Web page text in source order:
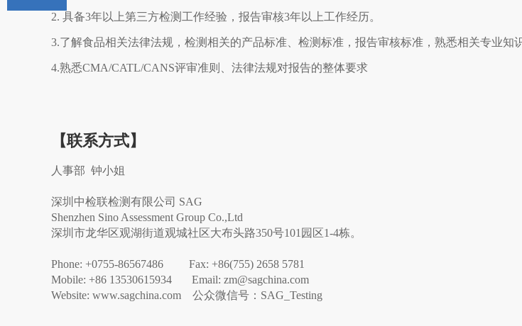
2. 具备3年以上第三方检测工作经验，报告审核3年以上工作经历。
3.了解食品相关法律法规，检测相关的产品标准、检测标准，报告审核标准，熟悉相关专业知
4.熟悉CMA/CATL/CANS评审准则、法律法规对报告的整体要求
【联系方式】
人事部 钟小姐
深圳中检联检测有限公司 SAG
Shenzhen Sino Assessment Group Co.,Ltd
深圳市龙华区观湖街道观城社区大布头路350号101园区1-4栋。
Phone: +0755-86567486 Fax: +86(755) 2658 5781
Mobile: +86 13530615934 Email: zm@sagchina.com
Website: www.sagchina.com 公众微信号：SAG_Testing